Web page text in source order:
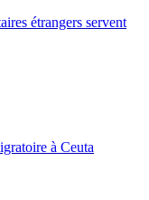
étrangers servent
à Ceuta